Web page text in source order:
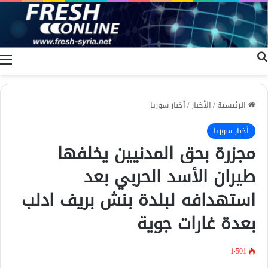
الرئيسية/الأخبار/أخبار سوريا
أخبار سوريا
مجزرة بحق المدنيين يخلفها
طيران الأسد الحربي بعد
استهدافه لبلدة بنش بريف ادلب
بعدة غارات جوية
1٬501